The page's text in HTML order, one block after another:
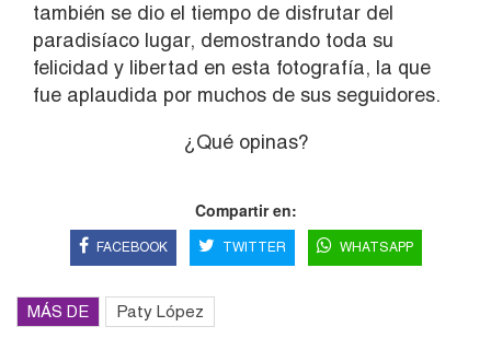
también se dio el tiempo de disfrutar del
paradisíaco lugar, demostrando toda su
felicidad y libertad en esta fotografía, la que
fue aplaudida por muchos de sus seguidores.
¿Qué opinas?
Compartir en:
FACEBOOK TWITTER WHATSAPP
MÁS DE Paty López